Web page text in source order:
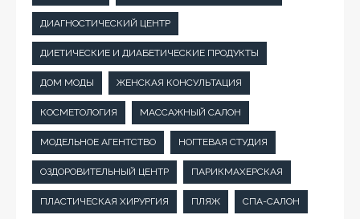
ДИАГНОСТИЧЕСКИЙ ЦЕНТР
ДИЕТИЧЕСКИЕ И ДИАБЕТИЧЕСКИЕ ПРОДУКТЫ
ДОМ МОДЫ ЖЕНСКАЯ КОНСУЛЬТАЦИЯ
КОСМЕТОЛОГИЯ МАССАЖНЫЙ САЛОН
МОДЕЛЬНОЕ АГЕНТСТВО НОГТЕВАЯ СТУДИЯ
ОЗДОРОВИТЕЛЬНЫЙ ЦЕНТР ПАРИКМАХЕРСКАЯ
ПЛАСТИЧЕСКАЯ ХИРУРГИЯ ПЛЯЖ СПА-САЛОН